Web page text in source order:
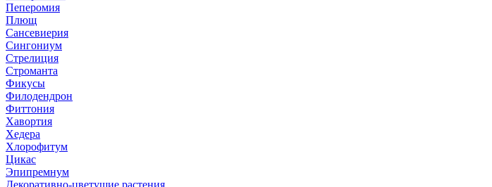
Пеперомия
Плющ
Сансевиерия
Сингониум
Стрелиция
Строманта
Фикусы
Филодендрон
Фиттония
Хавортия
Хедера
Хлорофитум
Цикас
Эпипремнум
Декоративно-цветущие растения